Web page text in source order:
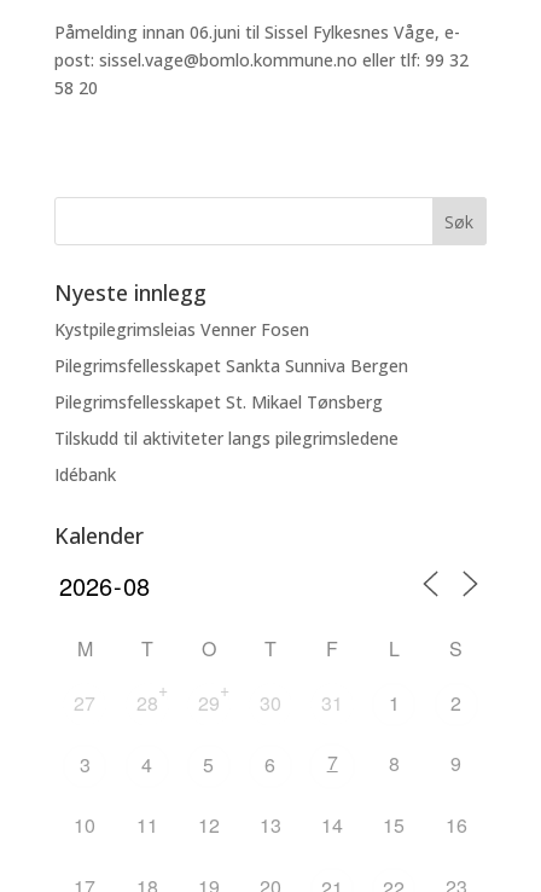
Påmelding innan 06.juni til Sissel Fylkesnes Våge, e-
post: sissel.vage@bomlo.kommune.no eller tlf: 99 32
58 20
Nyeste innlegg
Kystpilegrimsleias Venner Fosen
Pilegrimsfellesskapet Sankta Sunniva Bergen
Pilegrimsfellesskapet St. Mikael Tønsberg
Tilskudd til aktiviteter langs pilegrimsledene
Idébank
Kalender
M T O T F L
S
27
28+ 29+ 30 31 1 2
3 4 5 6 7 8 9
10 11 12 13 14 15 16